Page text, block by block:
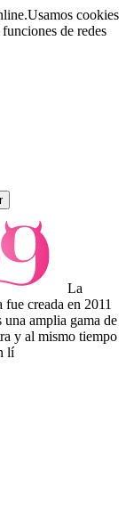
Usamos cookies
de redes
La
creada en 2011
una amplia gama de
y al mismo tiempo
lí